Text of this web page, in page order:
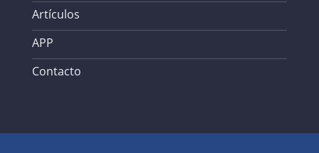
Artículos
APP
Contacto